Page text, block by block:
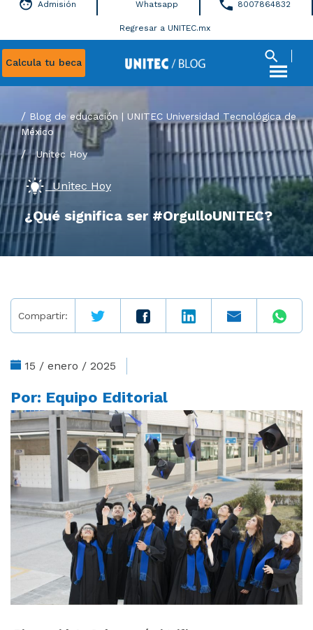
Calcula tu beca
Admisión Whatsapp 8007864832
Regresar a UNITEC.mx
Blog de educación | UNITEC Universidad Tecnológica de
México
/Unitec Hoy
Unitec Hoy
¿Qué significa ser #OrgulloUNITEC?
Compartir:
15 / enero / 2025
Por: Equipo Editorial